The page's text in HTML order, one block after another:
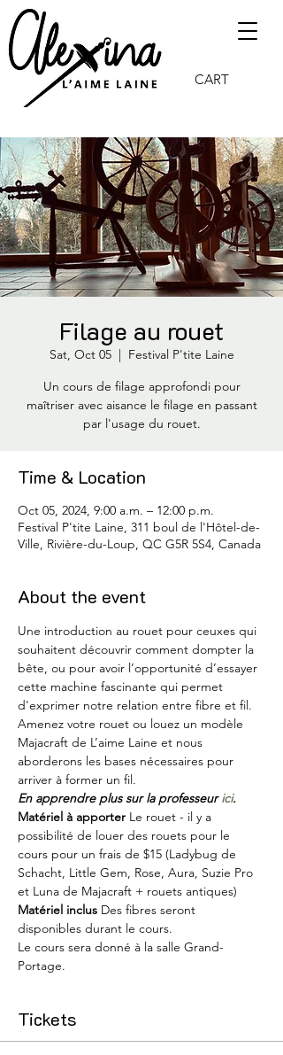
CART
Filage au rouet
Sat, Oct 05
  |
Festival P'tite Laine
Un cours de filage approfondi pour
maîtriser avec aisance le filage en passant
par l'usage du rouet.
Time & Location
Oct 05, 2024, 9:00 a.m. – 12:00 p.m.
Festival P'tite Laine, 311 boul de l'Hôtel-de-
Ville, Rivière-du-Loup, QC G5R 5S4, Canada
About the event
Une introduction au rouet pour ceuxes qui
souhaitent découvrir comment dompter la
bête, ou pour avoir l’opportunité d’essayer
cette machine fascinante qui permet
d'exprimer notre relation entre fibre et fil.
Amenez votre rouet ou louez un modèle
Majacraft de L’aime Laine et nous
aborderons les bases nécessaires pour
arriver à former un fil.
En apprendre plus sur la professeur ici.
Matériel à apporter Le rouet - il y a
possibilité de louer des rouets pour le
cours pour un frais de $15 (Ladybug de
Schacht, Little Gem, Rose, Aura, Suzie Pro
et Luna de Majacraft + rouets antiques)
Matériel inclus Des fibres seront
disponibles durant le cours.
Le cours sera donné à la salle Grand-
Portage.
Tickets